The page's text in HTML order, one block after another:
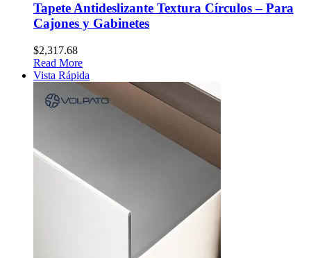
Tapete Antideslizante Textura Círculos – Para
Cajones y Gabinetes
$2,317.68
Read More
Vista Rápida